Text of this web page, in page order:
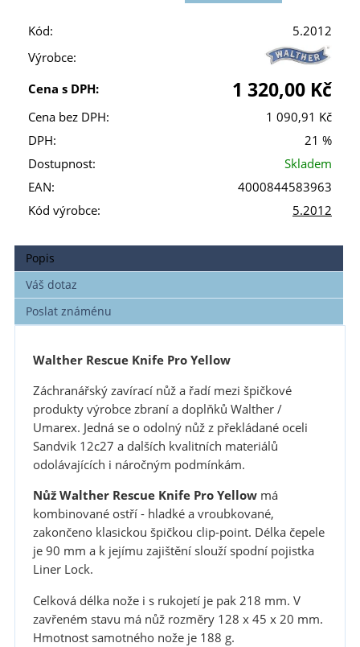
Kód:
5.2012
Výrobce:
Cena s DPH:
1 320,00 Kč
Cena bez DPH:
1 090,91 Kč
DPH:
21 %
Dostupnost:
Skladem
EAN:
4000844583963
Kód výrobce:
5.2012
Popis
Váš dotaz
Poslat známénu
Walther Rescue Knife Pro Yellow
Záchranářský zavírací nůž a řadí mezi špičkové
produkty výrobce zbraní a doplňků Walther /
Umarex. Jedná se o odolný nůž z překládané oceli
Sandvik 12c27 a dalších kvalitních materiálů
odolávajících i náročným podmínkám.
Nůž Walther Rescue Knife Pro Yellowmá
kombinované ostří - hladké a vroubkované,
zakončeno klasickou špičkou clip-point. Délka čepele
je 90 mm a k jejímu zajištění slouží spodní pojistka
Liner Lock.
Celková délka nože i s rukojetí je pak 218 mm. V
zavřeném stavu má nůž rozměry 128 x 45 x 20 mm.
Hmotnost samotného nože je 188 g.